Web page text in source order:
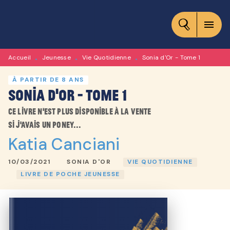
CONTENU
menu
Accueil • Jeunesse • Vie Quotidienne • Sonia d'Or - Tome 1
À PARTIR DE 8 ANS
Sonia d'Or - Tome 1
Ce livre n'est plus disponible à la vente
Si j'avais un poney...
Katia Canciani
10/03/2021 SONIA D'OR
VIE QUOTIDIENNE
LIVRE DE POCHE JEUNESSE